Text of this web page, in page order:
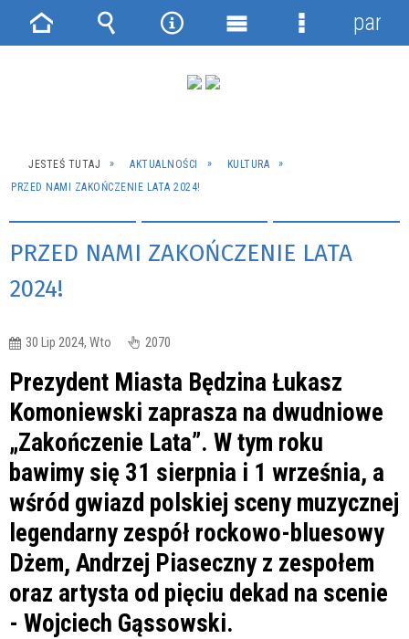
JESTEŚ TUTAJ AKTUALNOŚCI
KULTURA
PRZED NAMI ZAKOŃCZENIE LATA 2024!
PRZED NAMI ZAKOŃCZENIE LATA
2024!
30 Lip 2024, Wto 2070
Prezydent Miasta Będzina Łukasz
Komoniewski zaprasza na dwudniowe
„Zakończenie Lata”. W tym roku
bawimy się 31 sierpnia i 1 września, a
wśród gwiazd polskiej sceny muzycznej
legendarny zespół rockowo-bluesowy
Dżem, Andrzej Piaseczny z zespołem
oraz artysta od pięciu dekad na scenie
- Wojciech Gąssowski.
Strona Wyszukiwarka
NarzędziaMenu
Menu
panel